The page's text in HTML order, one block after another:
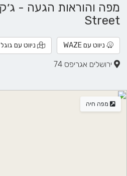
Street
ניווט עם WAZE ניווט עם גוגל
ירושלים אגריפס 74
מפה חיה